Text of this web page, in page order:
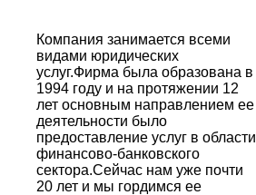
Компания занимается всеми
видами юридических
услуг.Фирма была образована в
1994 году и на протяжении 12
лет основным направлением ее
деятельности было
предоставление услуг в области
финансово-банковского
сектора.Сейчас нам уже почти
20 лет и мы гордимся ее